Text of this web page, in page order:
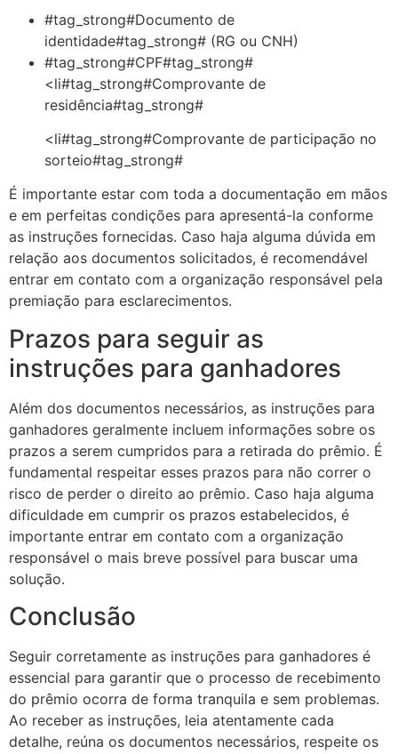
#tag_strong#Documento de
identidade#tag_strong# (RG ou CNH)
#tag_strong#CPF#tag_strong#
<li#tag_strong#Comprovante de
residência#tag_strong#
<li#tag_strong#Comprovante de participação no
sorteio#tag_strong#
É importante estar com toda a documentação em mãos
e em perfeitas condições para apresentá-la conforme
as instruções fornecidas. Caso haja alguma dúvida em
relação aos documentos solicitados, é recomendável
entrar em contato com a organização responsável pela
premiação para esclarecimentos.
Prazos para seguir as
instruções para ganhadores
Além dos documentos necessários, as instruções para
ganhadores geralmente incluem informações sobre os
prazos a serem cumpridos para a retirada do prêmio. É
fundamental respeitar esses prazos para não correr o
risco de perder o direito ao prêmio. Caso haja alguma
dificuldade em cumprir os prazos estabelecidos, é
importante entrar em contato com a organização
responsável o mais breve possível para buscar uma
solução.
Conclusão
Seguir corretamente as instruções para ganhadores é
essencial para garantir que o processo de recebimento
do prêmio ocorra de forma tranquila e sem problemas.
Ao receber as instruções, leia atentamente cada
detalhe, reúna os documentos necessários, respeite os